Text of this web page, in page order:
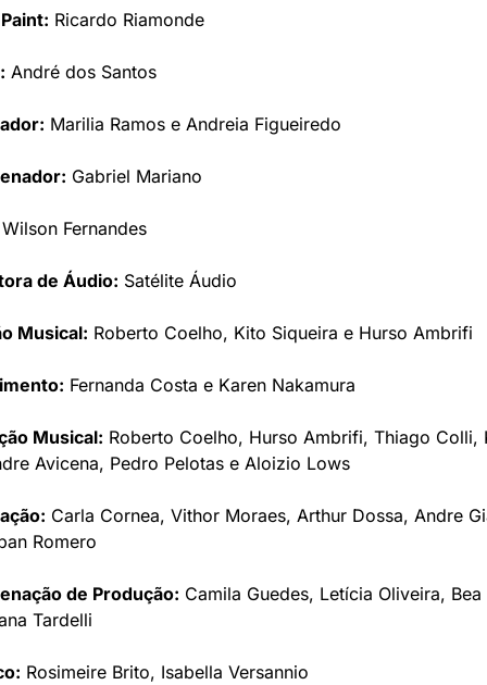
Ricardo Riamonde
André dos Santos
Marilia Ramos e Andreia Figueiredo
Gabriel Mariano
Fernandes
de Áudio: Satélite Áudio
Musical: Roberto Coelho, Kito Siqueira e Hurso Ambrifi
Fernanda Costa e Karen Nakamura
Musical: Roberto Coelho, Hurso Ambrifi, Thiago Colli,
Avicena, Pedro Pelotas e Aloizio Lows
Carla Cornea, Vithor Moraes, Arthur Dossa, Andre
Romero
de Produção: Camila Guedes, Letícia Oliveira, Bea
Tardelli
Rosimeire Brito, Isabella Versannio